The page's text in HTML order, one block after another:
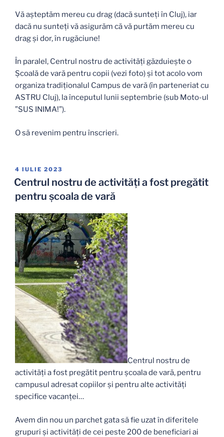
Vă așteptăm mereu cu drag (dacă sunteți în Cluj), iar
dacă nu sunteți vă asigurăm că vă purtăm mereu cu
drag și dor, în rugăciune!
În paralel, Centrul nostru de activități găzduiește o
Școală de vară pentru copii (vezi foto) și tot acolo vom
organiza tradiționalul Campus de vară (în parteneriat cu
ASTRU Cluj), la începutul lunii septembrie (sub Moto-ul
”SUS INIMA!”).
O să revenim pentru înscrieri.
PUBLICAT
PE
4 IULIE 2023
Centrul nostru de activități a fost pregătit
pentru școala de vară
Centrul nostru de
activități a fost pregătit pentru școala de vară, pentru
campusul adresat copiilor și pentru alte activități
specifice vacanței…
Avem din nou un parchet gata să fie uzat în diferitele
grupuri și activități de cei peste 200 de beneficiari ai